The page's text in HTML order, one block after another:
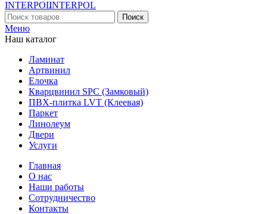
Поиск
Меню
Наш каталог
Ламинат
Артвинил
Елочка
Кварцвинил SPC (Замковый)
ПВХ-плитка LVT (Клеевая)
Паркет
Линолеум
Двери
Услуги
Главная
О нас
Наши работы
Сотрудничество
Контакты